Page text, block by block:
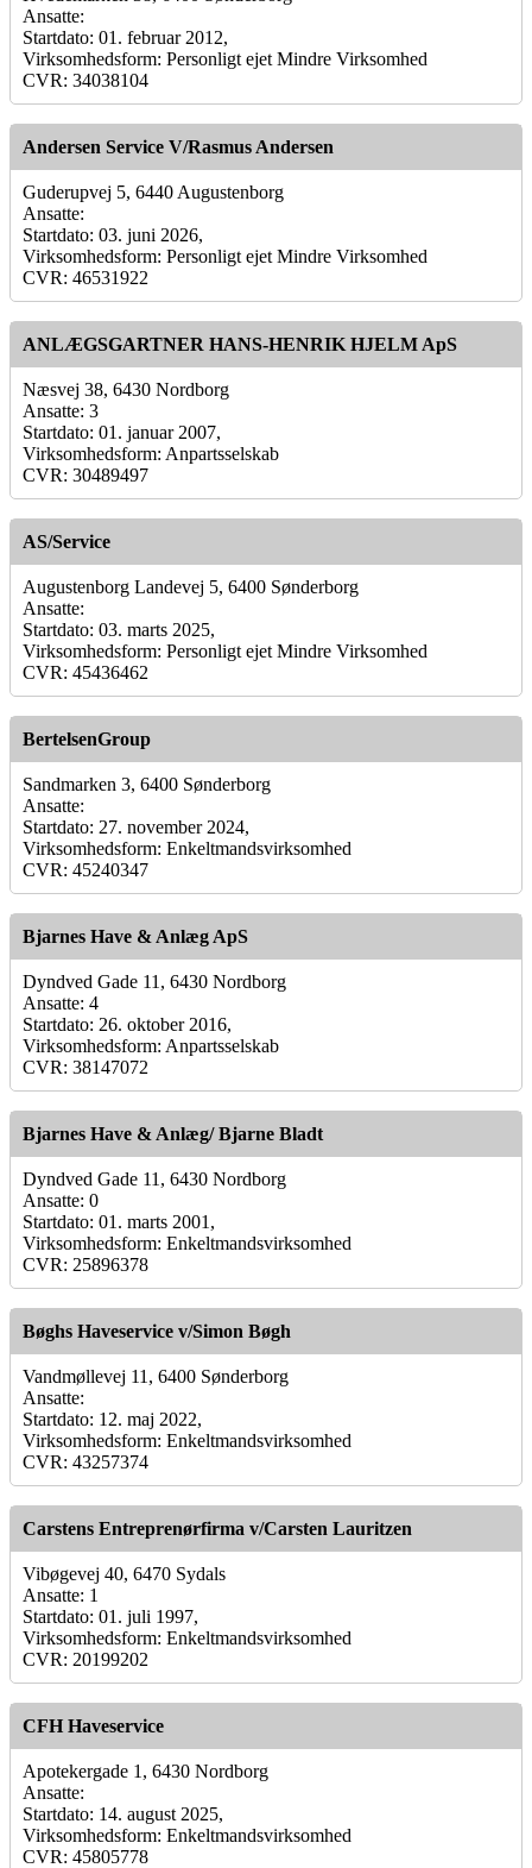
Ansatte:
Startdato: 01. februar 2012,
Virksomhedsform: Personligt ejet Mindre Virksomhed
CVR: 34038104
Andersen Service V/Rasmus Andersen
Guderupvej 5, 6440 Augustenborg
Ansatte:
Startdato: 03. juni 2026,
Virksomhedsform: Personligt ejet Mindre Virksomhed
CVR: 46531922
ANLÆGSGARTNER HANS-HENRIK HJELM ApS
Næsvej 38, 6430 Nordborg
Ansatte: 3
Startdato: 01. januar 2007,
Virksomhedsform: Anpartsselskab
CVR: 30489497
AS/Service
Augustenborg Landevej 5, 6400 Sønderborg
Ansatte:
Startdato: 03. marts 2025,
Virksomhedsform: Personligt ejet Mindre Virksomhed
CVR: 45436462
BertelsenGroup
Sandmarken 3, 6400 Sønderborg
Ansatte:
Startdato: 27. november 2024,
Virksomhedsform: Enkeltmandsvirksomhed
CVR: 45240347
Bjarnes Have & Anlæg ApS
Dyndved Gade 11, 6430 Nordborg
Ansatte: 4
Startdato: 26. oktober 2016,
Virksomhedsform: Anpartsselskab
CVR: 38147072
Bjarnes Have & Anlæg/ Bjarne Bladt
Dyndved Gade 11, 6430 Nordborg
Ansatte: 0
Startdato: 01. marts 2001,
Virksomhedsform: Enkeltmandsvirksomhed
CVR: 25896378
Bøghs Haveservice v/Simon Bøgh
Vandmøllevej 11, 6400 Sønderborg
Ansatte:
Startdato: 12. maj 2022,
Virksomhedsform: Enkeltmandsvirksomhed
CVR: 43257374
Carstens Entreprenørfirma v/Carsten Lauritzen
Vibøgevej 40, 6470 Sydals
Ansatte: 1
Startdato: 01. juli 1997,
Virksomhedsform: Enkeltmandsvirksomhed
CVR: 20199202
CFH Haveservice
Apotekergade 1, 6430 Nordborg
Ansatte:
Startdato: 14. august 2025,
Virksomhedsform: Enkeltmandsvirksomhed
CVR: 45805778